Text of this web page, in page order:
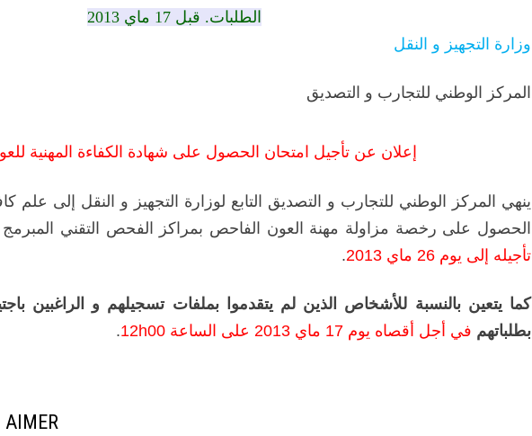
الطلبات. قبل 17 ماي 2013
وزارة التجهيز و النقل
المركز الوطني للتجارب و التصديق
إعلان عن تأجيل امتحان الحصول على شهادة الكفاءة المهنية
ينهي المركز الوطني للتجارب و التصديق التابع لوزارة التجهيز و النقل إلى علم
الحصول على رخصة مزاولة مهنة العون الفاحص بمراكز الفحص التقني المبرمج يوم 28 أبريل
تأجيله إلى يوم 26 ماي 2013
.
كما يتعين بالنسبة للأشخاص الذين لم يتقدموا بملفات تسجيلهم و الراغبين
بطلباتهم في أجل أقصاه يوم 17 ماي 2013 على الساعة 12h00 .
AIMER